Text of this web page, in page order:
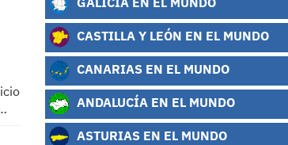
CASTILLA Y LEÓN EN EL MUNDO
CANARIAS EN EL MUNDO
ANDALUCÍA EN EL MUNDO
ASTURIAS EN EL MUNDO